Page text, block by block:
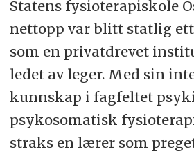
Statens fysioterapiskole
nettopp var blitt statlig
som en privatdrevet
ledet av leger. Med sin
kunnskap i fagfeltet
psykosomatisk
straks en lærer som